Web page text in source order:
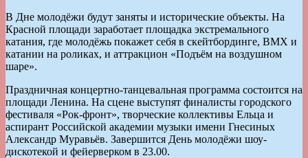
В Дне молодёжи будут заняты и исторические объекты. На
Красной площади заработает площадка экстремального
катания, где молодёжь покажет себя в скейтбординге, BMX и
катании на роликах, и аттракцион «Подъём на воздушном
шаре».
Праздничная концертно-танцевальная программа состоится на
площади Ленина. На сцене выступят финалисты городского
фестиваля «Рок-фронт», творческие коллективы Ельца и
аспирант Российской академии музыки имени Гнесиных
Александр Муравьёв. Завершится День молодёжи шоу-
дискотекой и фейерверком в 23.00.